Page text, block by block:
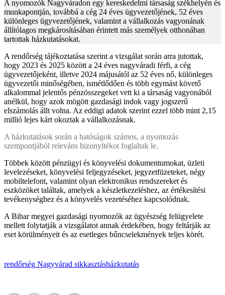
A nyomozók Nagyváradon egy kereskedelmi társaság székhelyén és
munkapontján, továbbá a cég 24 éves ügyvezetőjének, 52 éves
különleges ügyvezetőjének, valamint a vállalkozás vagyonának
állítólagos megkárosításában érintett más személyek otthonában
tartottak házkutatásokat.
A rendőrség tájékoztatása szerint a vizsgálat során arra jutottak,
hogy 2023 és 2025 között a 24 éves nagyváradi férfi, a cég
ügyvezetőjeként, illetve 2024 májusától az 52 éves nő, különleges
ügyvezetői minőségében, ismétlődően és több egymást követő
alkalommal jelentős pénzösszegeket vett ki a társaság vagyonából
anélkül, hogy azok mögött gazdasági indok vagy jogszerű
elszámolás állt volna. Az eddigi adatok szerint ezzel több mint 2,15
millió lejes kárt okoztak a vállalkozásnak.
A házkutatások során a hatóságok számos, a nyomozás
szempontjából releváns bizonyítékot foglaltak le.
Többek között pénzügyi és könyvelési dokumentumokat, üzleti
levelezéseket, könyvelési feljegyzéseket, jegyzetfüzeteket, négy
mobiltelefont, valamint olyan elektronikus rendszereket és
eszközöket találtak, amelyek a készletkezeléshez, az értékesítési
tevékenységhez és a könyvelés vezetéséhez kapcsolódnak.
A Bihar megyei gazdasági nyomozók az ügyészség felügyelete
mellett folytatják a vizsgálatot annak érdekében, hogy feltárják az
eset körülményeit és az esetleges bűncselekmények teljes körét.
rendőrség Nagyvárad sikkasztásházkutatás